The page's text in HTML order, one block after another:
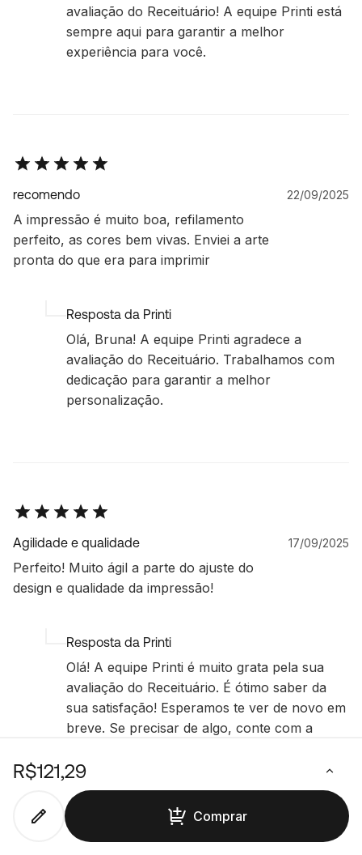
R$121,29
Comprar
avaliação do Receituário! A equipe Printi está
sempre aqui para garantir a melhor
experiência para você.
recomendo
A impressão é muito boa, refilamento
perfeito, as cores bem vivas. Enviei a arte
pronta do que era para imprimir
22/09/2025
Resposta da Printi
Olá, Bruna! A equipe Printi agradece a
avaliação do Receituário. Trabalhamos com
dedicação para garantir a melhor
personalização.
Agilidade e qualidade
Perfeito! Muito ágil a parte do ajuste do
design e qualidade da impressão!
17/09/2025
Resposta da Printi
Olá! A equipe Printi é muito grata pela sua
avaliação do Receituário. É ótimo saber da
sua satisfação! Esperamos te ver de novo em
breve. Se precisar de algo, conte com a